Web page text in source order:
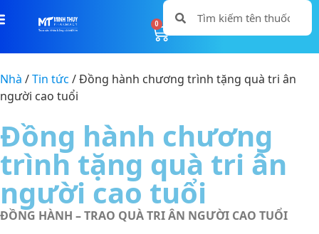
0 0
Nhà /Tin tức / Đồng hành chương trình tặng quà tri ân
người cao tuổi
Đồng hành chương
trình tặng quà tri ân
người cao tuổi
ĐỒNG HÀNH – TRAO QUÀ TRI ÂN NGƯỜI CAO TUỔI